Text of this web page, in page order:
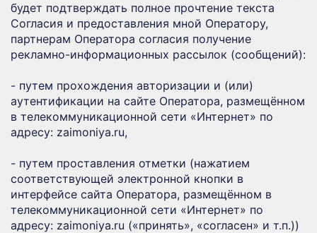
будет подтверждать полное прочтение текста
Согласия и предоставления мной Оператору,
партнерам Оператора согласия получение
рекламно-информационных рассылок (сообщений):
- путем прохождения авторизации и (или)
аутентификации на сайте Оператора, размещённом
в телекоммуникационной сети «Интернет» по
адресу: zaimoniya.ru,
- путем проставления отметки (нажатием
соответствующей электронной кнопки в
интерфейсе сайта Оператора, размещённом в
телекоммуникационной сети «Интернет» по
адресу: zaimoniya.ru («принять», «согласен» и т.п.))